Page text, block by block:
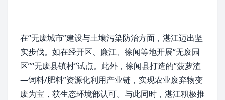
在“无废城市”建设与土壤污染防治方面，湛江迈出坚
实步伐。如在经开区、廉江、 徐闻等地开展“无废园
区”“无废县镇村”试点。此外，徐闻县打造的“菠萝渣
—饲料/肥料”资源化利用产业链 ，实现农业废弃物变
废为宝，获生态环境部认可。与此同时，湛江积极推